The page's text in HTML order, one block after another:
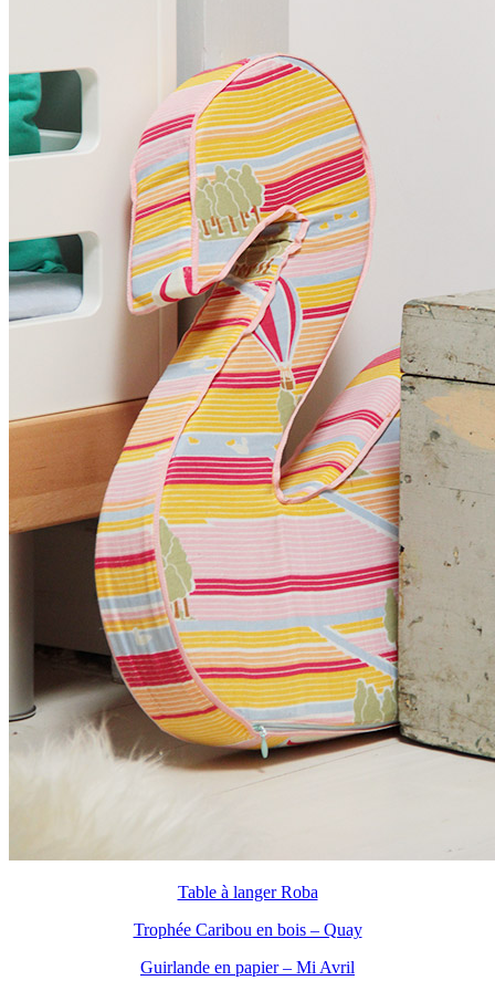
Table à langer Roba
Trophée Caribou en bois – Quay
Guirlande en papier – Mi Avril